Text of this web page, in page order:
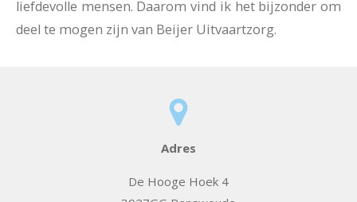
liefdevolle mensen. Daarom vind ik het bijzonder om
deel te mogen zijn van Beijer Uitvaartzorg.
Adres
De Hooge Hoek 4